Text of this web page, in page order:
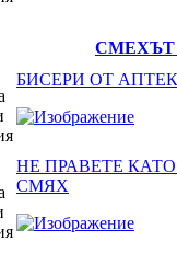
СМЕХЪТ
БИСЕРИ ОТ
НЕ ПРАВЕТЕ
СМЯХ